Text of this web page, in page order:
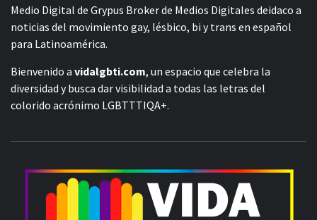
Medio Digital de Grypus Broker de Medios Digitales deidaco a
noticias del movimiento gay, lésbico, bi y trans en español
para Latinoamérica.
Bienvenido a vidalgbti.com, un espacio que celebra la
diversidad y busca dar visibilidad a todas las letras del
colorido acrónimo LGBTTTIQA+.